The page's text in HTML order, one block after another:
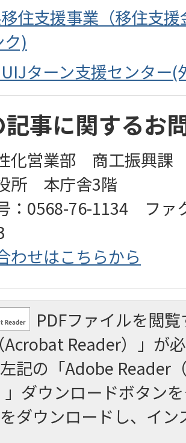
住支援事業（移住支
)
ターン支援センター(
記事に関するお
化営業部 商工振興課
所 本庁舎3階
：0568-76-1134 ファ
わせはこちらから
PDFファイルを閲
Acrobat Reader）」が
記の「Adobe Reader
ダウンロードボタン
ダウンロードし、イ